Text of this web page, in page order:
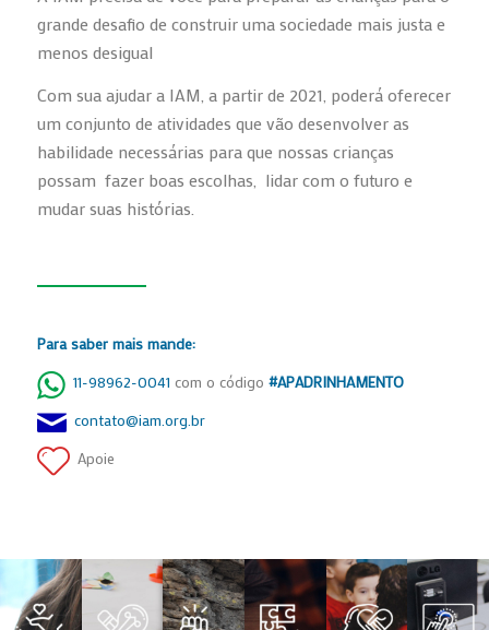
grande desafio de construir uma sociedade mais justa e
menos desigual
Com sua ajudar a IAM, a partir de 2021, poderá oferecer
um conjunto de atividades que vão desenvolver as
habilidade necessárias para que nossas crianças
possam fazer boas escolhas, lidar com o futuro e
mudar suas histórias.
Para saber mais mande:
11-98962-0041 com o código #APADRINHAMENTO
contato@iam.org.br
Apoie